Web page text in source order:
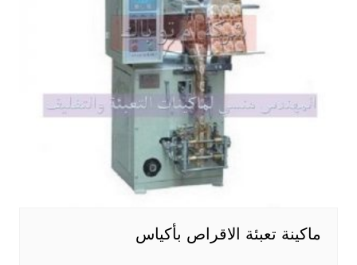
ماكينة تعبئة الاقراص بأكياس